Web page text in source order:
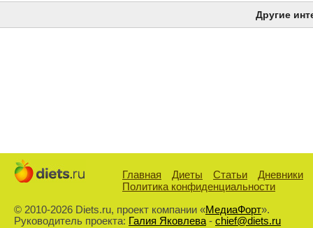
Другие
Главная Диеты Статьи
Дневники
Политика конфиденциальности
© 2010-2026 Diets.ru, проект компании «МедиаФорт».
Руководитель проекта: Галия Яковлева- chief@diets.ru